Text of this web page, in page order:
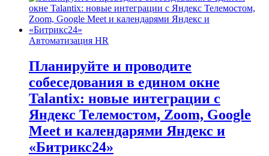
Автоматизация HR
Планируйте и проводите
собеседования в едином окне
Talantix: новые интеграции с
Яндекс Телемостом, Zoom, Google
Meet и календарями Яндекс и
«Битрикс24»